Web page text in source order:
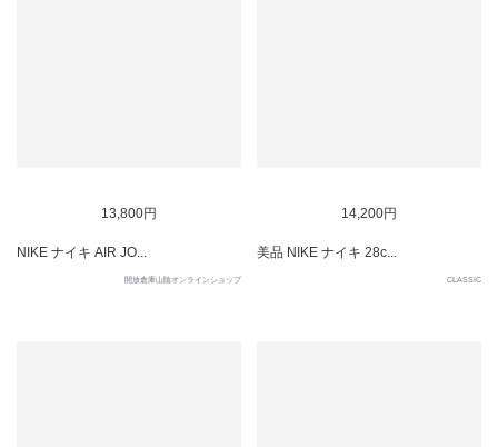
13,800円
NIKE ナイキ AIR JO...
開放倉庫山陰オンラインショップ
14,200円
美品 NIKE ナイキ 28c...
CLASSIC